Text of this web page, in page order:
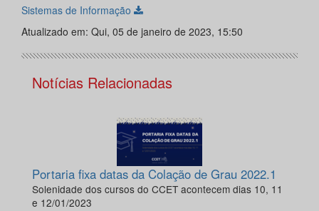
Sistemas de Informação
Atualizado em: Qui, 05 de janeiro de 2023, 15:50
Notícias Relacionadas
Portaria fixa datas da Colação de Grau 2022.1
Solenidade dos cursos do CCET acontecem dias 10, 11
e 12/01/2023